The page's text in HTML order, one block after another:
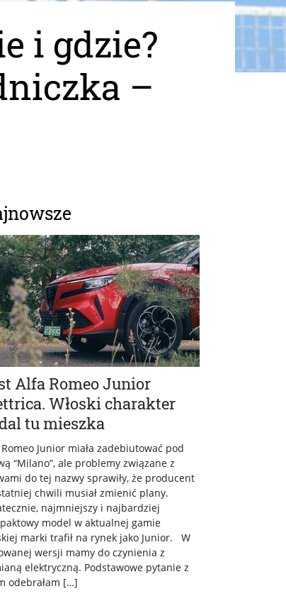
i gdzie?
–
Alfa Romeo Junior
Włoski charakter
tu mieszka
Junior miała zadebiutować pod
“Milano”, ale problemy związane z
do tej nazwy sprawiły, że producent
chwili musiał zmienić plany.
najmniejszy i najbardziej
model w aktualnej gamie
marki trafił na rynek jako Junior. W
wersji mamy do czynienia z
elektryczną. Podstawowe pytanie z
odebrałam […]